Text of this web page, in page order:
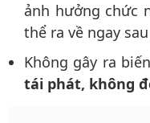
ảnh hưởng chức
thể ra về ngay
Không gây ra
tái phát, không